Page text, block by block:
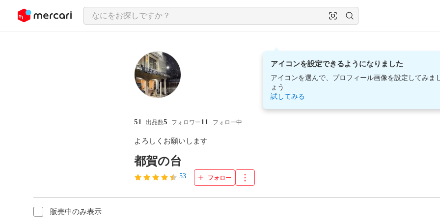
ツにスキップ
アイコンを設定できるようになりました
アイコンを選んで、プロフィール画像を設定してみま
ょう
試してみる
都賀の台
53 フォロー
51 出品数5 フォロワー11 フォロー中
よろしくお願いします
販売中のみ表示